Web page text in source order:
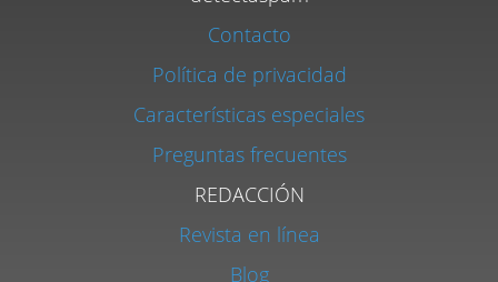
Contacto
Política de privacidad
Características especiales
Preguntas frecuentes
REDACCIÓN
Revista en línea
Blog